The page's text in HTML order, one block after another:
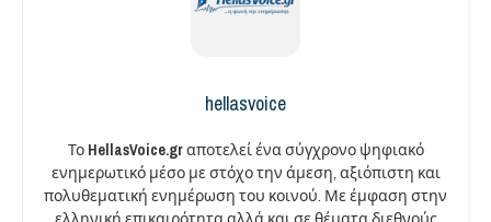
hellasvoice
Το HellasVoice.grαποτελεί ένα σύγχρονο ψηφιακό
ενημερωτικό μέσο με στόχο την άμεση, αξιόπιστη και
πολυθεματική ενημέρωση του κοινού. Με έμφαση στην